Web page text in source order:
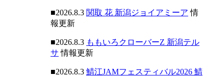
■2026.8.3 関取 花 新潟ジョイアミーア 情
報更新
■2026.8.3 ももいろクローバーZ 新潟テル
サ 情報更新
■2026.8.3 鯖江JAMフェスティバル2026 鯖